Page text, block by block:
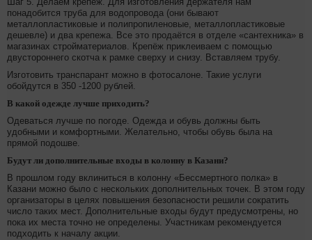
понадобится труба для водопровода (они бывают
металлопластиковые и полипропиленовые, металлопластиковые
дешевле) и два крепежа. Все это продаётся в отделе «сантехника» в
магазинах стройматериалов. Крепёж приклеиваем с помощью
двустороннего скотча к рамке сверху и снизу. Вставляем трубу.
Изготовить транспарант можно в фотосалоне. Такие услуги
обойдутся в 350 -1200 рублей.
В какой одежде лучше приходить?
Одеваться лучше по погоде. Одежда и обувь должны быть
удобными и комфортными. Желательно, чтобы обувь была на
прямой подошве.
Будут ли дополнительные входы в колонну в Казани?
В прошлом году вклиниться в колонну «Бессмертного полка» в
Казани можно было с нескольких дополнительных точек. В этом году
организаторы в целях повышения безопасности решили сократить
число таких мест. Дополнительные входы будут предусмотрены, но
пока их места точно не определены. Участникам рекомендуется
подходить к началу акции.